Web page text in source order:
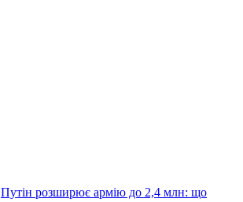
Путін розширює армію до 2,4 млн: що